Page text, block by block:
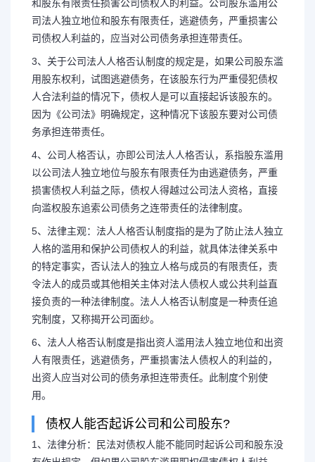
和股东有限责任损害公司债权人的利益。公司股东滥用公
司法人独立地位和股东有限责任，逃避债务，严重损害公
司债权人利益的，应当对公司债务承担连带责任。
3、关于公司法人人格否认制度的规定是，如果公司股东滥
用股东权利，试图逃避债务，在该股东行为严重侵犯债权
人合法利益的情况下，债权人是可以直接起诉该股东的。
因为《公司法》明确规定，这种情况下该股东要对公司债
务承担连带责任。
4、公司人格否认，亦即公司法人人格否认，系指股东滥用
以公司法人独立地位与股东有限责任为由逃避债务，严重
损害债权人利益之际，债权人得越过公司法人资格，直接
向滥权股东追索公司债务之连带责任的法律制度。
5、法律主观：法人人格否认制度指的是为了防止法人独立
人格的滥用和保护公司债权人的利益，就具体法律关系中
的特定事实，否认法人的独立人格与成员的有限责任，责
令法人的成员或其他相关主体对法人债权人或公共利益直
接负责的一种法律制度。法人人格否认制度是一种责任追
究制度，又称揭开公司面纱。
6、法人人格否认制度是指出资人滥用法人独立地位和出资
人有限责任，逃避债务，严重损害法人债权人的利益的，
出资人应当对公司的债务承担连带责任。此制度个别使
用。
债权人能否起诉公司和公司股东?
1、法律分析：民法对债权人能不能同时起诉公司和股东没